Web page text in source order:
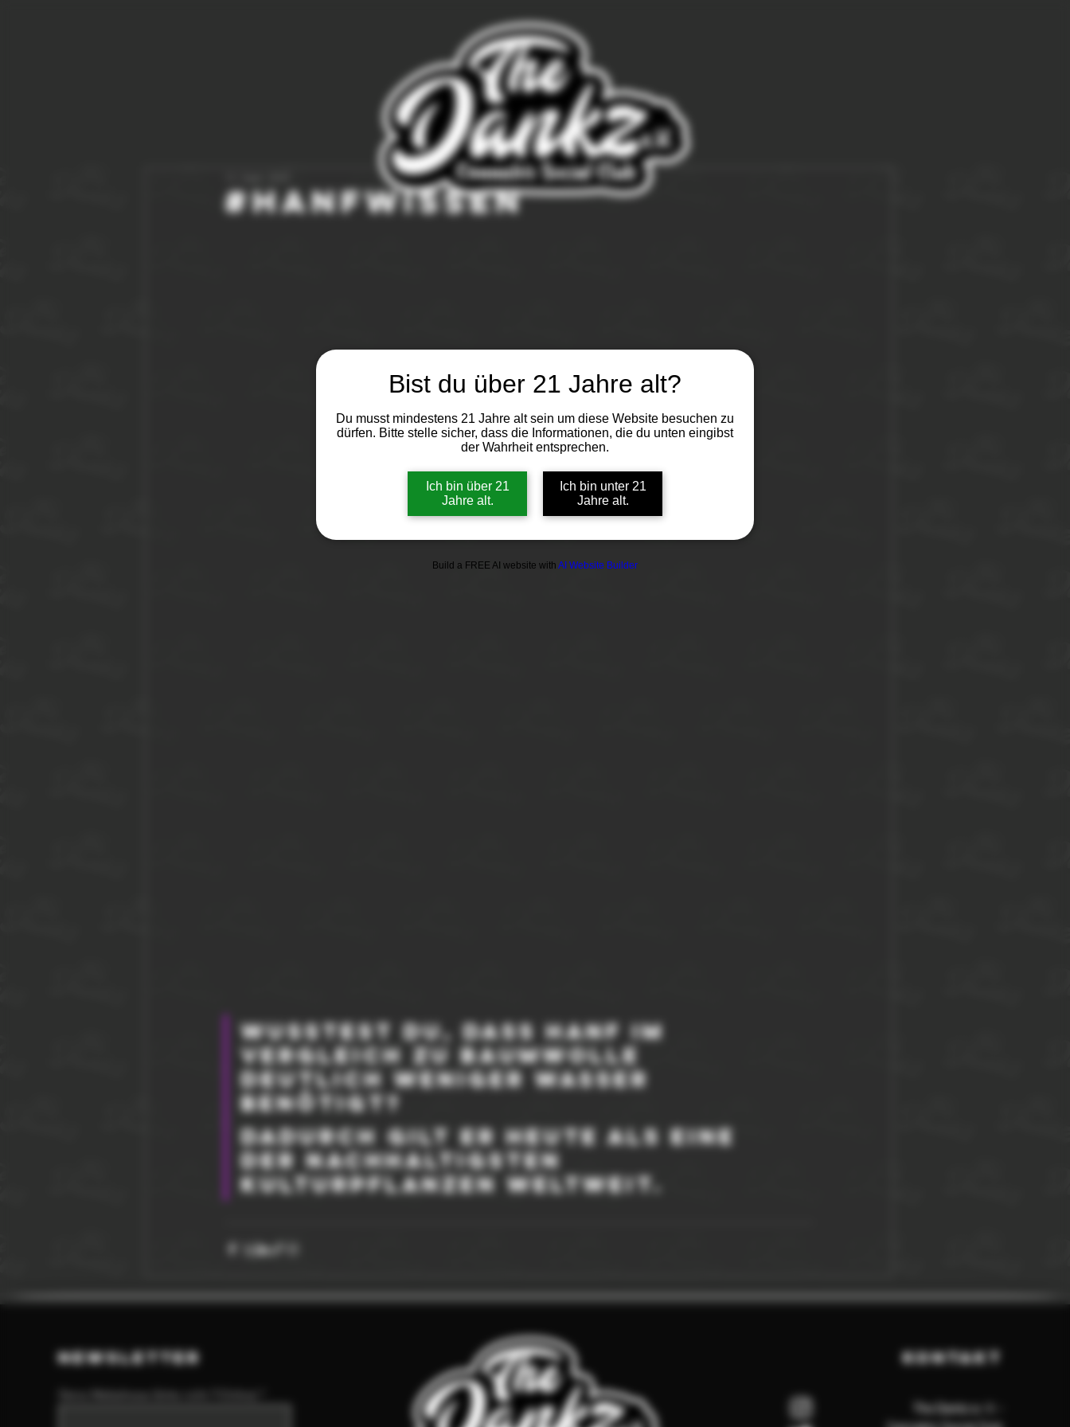
Bist du über 21 Jahre alt?
Du musst mindestens 21 Jahre alt sein um diese Website besuchen zu
dürfen. Bitte stelle sicher, dass die Informationen, die du unten eingibst
der Wahrheit entsprechen.
Ich bin über 21
Jahre alt.
Ich bin unter 21
Jahre alt.
Build a FREE AI website with AI Website Builder
#hanfwissen
Wusstest du, dass Hanf im
Vergleich zu Baumwolle
deutlich weniger Wasser
benötigt?
Dadurch gilt er heute als eine
der nachhaltigsten
Kulturpflanzen weltweit.
NEWSLETTER
Deine Mailadresse (bitte nicht T-Online)
KONTAKT
The Dankz e. V. -